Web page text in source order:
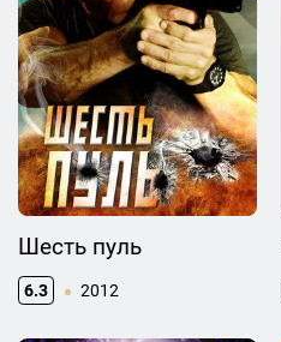
Шесть пуль
6.3 2012